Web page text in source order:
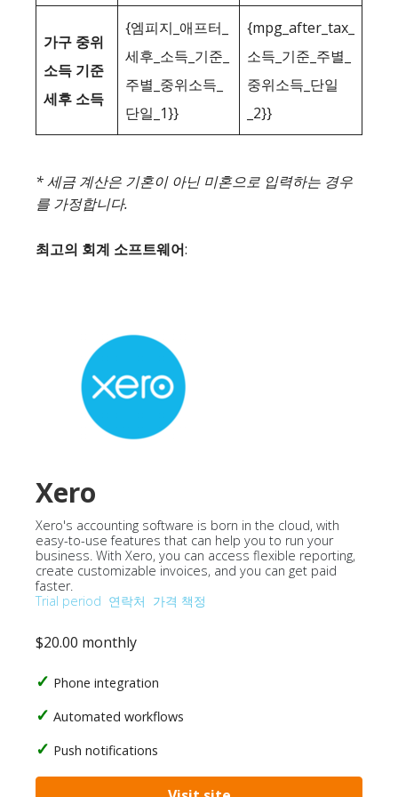
가구 중위
소득 기준
세후 소득
{엠피지_애프터_
세후_소득_기준_
주별_중위소득_
단일_1}}
{mpg_after_tax_
소득_기준_주별_
중위소득_단일
_2}}
* 세금 계산은 기혼이 아닌 미혼으로 입력하는 경우
를 가정합니다.
최고의 회계 소프트웨어:
Xero
Xero's accounting software is born in the cloud, with
easy-to-use features that can help you to run your
business. With Xero, you can access flexible reporting,
create customizable invoices, and you can get paid
faster.
Trial period 연락처 가격 책정
$20.00 monthly
Phone integration
Automated workflows
Push notifications